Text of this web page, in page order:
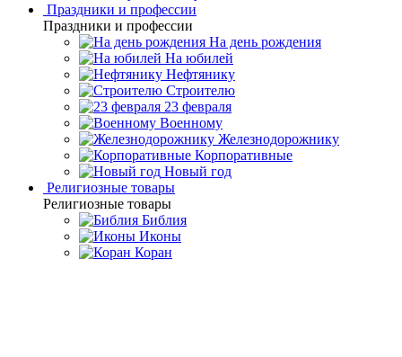
Праздники и профессии
Праздники и профессии
На день рождения
На юбилей
Нефтянику
Строителю
23 февраля
Военному
Железнодорожнику
Корпоративные
Новый год
Религиозные товары
Религиозные товары
Библия
Иконы
Коран